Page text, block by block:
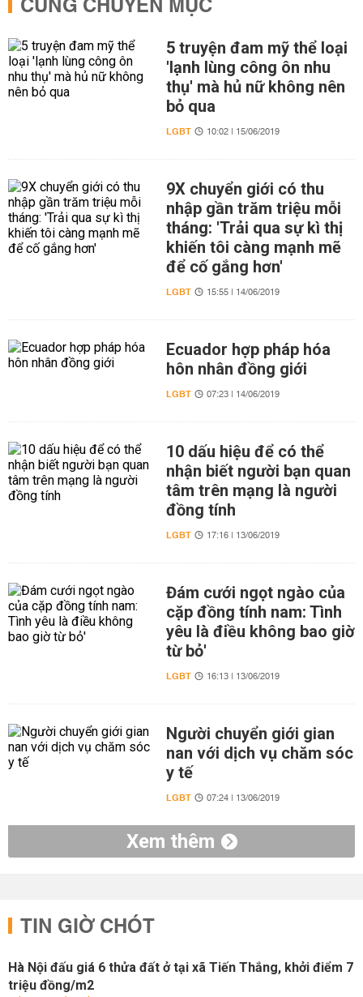
5 truyện đam mỹ thể loại
'lạnh lùng công ôn nhu
thụ' mà hủ nữ không nên
bỏ qua
LGBT 10:02 | 15/06/2019
9X chuyển giới có thu
nhập gần trăm triệu mỗi
tháng: 'Trải qua sự kì thị
khiến tôi càng mạnh mẽ
để cố gắng hơn'
LGBT 15:55 | 14/06/2019
Ecuador hợp pháp hóa
hôn nhân đồng giới
LGBT 07:23 | 14/06/2019
10 dấu hiệu để có thể
nhận biết người bạn quan
tâm trên mạng là người
đồng tính
LGBT 17:16 | 13/06/2019
Đám cưới ngọt ngào của
cặp đồng tính nam: Tình
yêu là điều không bao giờ
từ bỏ'
LGBT 16:13 | 13/06/2019
Người chuyển giới gian
nan với dịch vụ chăm sóc
y tế
LGBT 07:24 | 13/06/2019
Xem thêm
TIN GIỜ CHÓT
Hà Nội đấu giá 6 thửa đất ở tại xã Tiến Thắng, khởi điểm 7
triệu đồng/m2